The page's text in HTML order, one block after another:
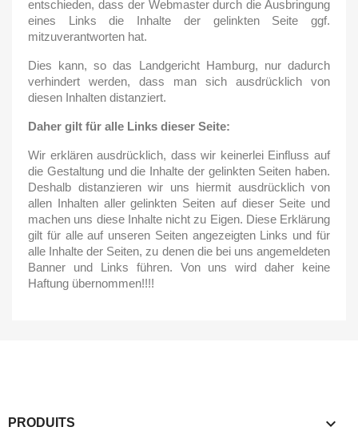
entschieden, dass der Webmaster durch die Ausbringung
eines Links die Inhalte der gelinkten Seite ggf.
mitzuverantworten hat.
Dies kann, so das Landgericht Hamburg, nur dadurch
verhindert werden, dass man sich ausdrücklich von
diesen Inhalten distanziert.
Daher gilt für alle Links dieser Seite:
Wir erklären ausdrücklich, dass wir keinerlei Einfluss auf
die Gestaltung und die Inhalte der gelinkten Seiten haben.
Deshalb distanzieren wir uns hiermit ausdrücklich von
allen Inhalten aller gelinkten Seiten auf dieser Seite und
machen uns diese Inhalte nicht zu Eigen. Diese Erklärung
gilt für alle auf unseren Seiten angezeigten Links und für
alle Inhalte der Seiten, zu denen die bei uns angemeldeten
Banner und Links führen. Von uns wird daher keine
Haftung übernommen!!!!
PRODUITS 